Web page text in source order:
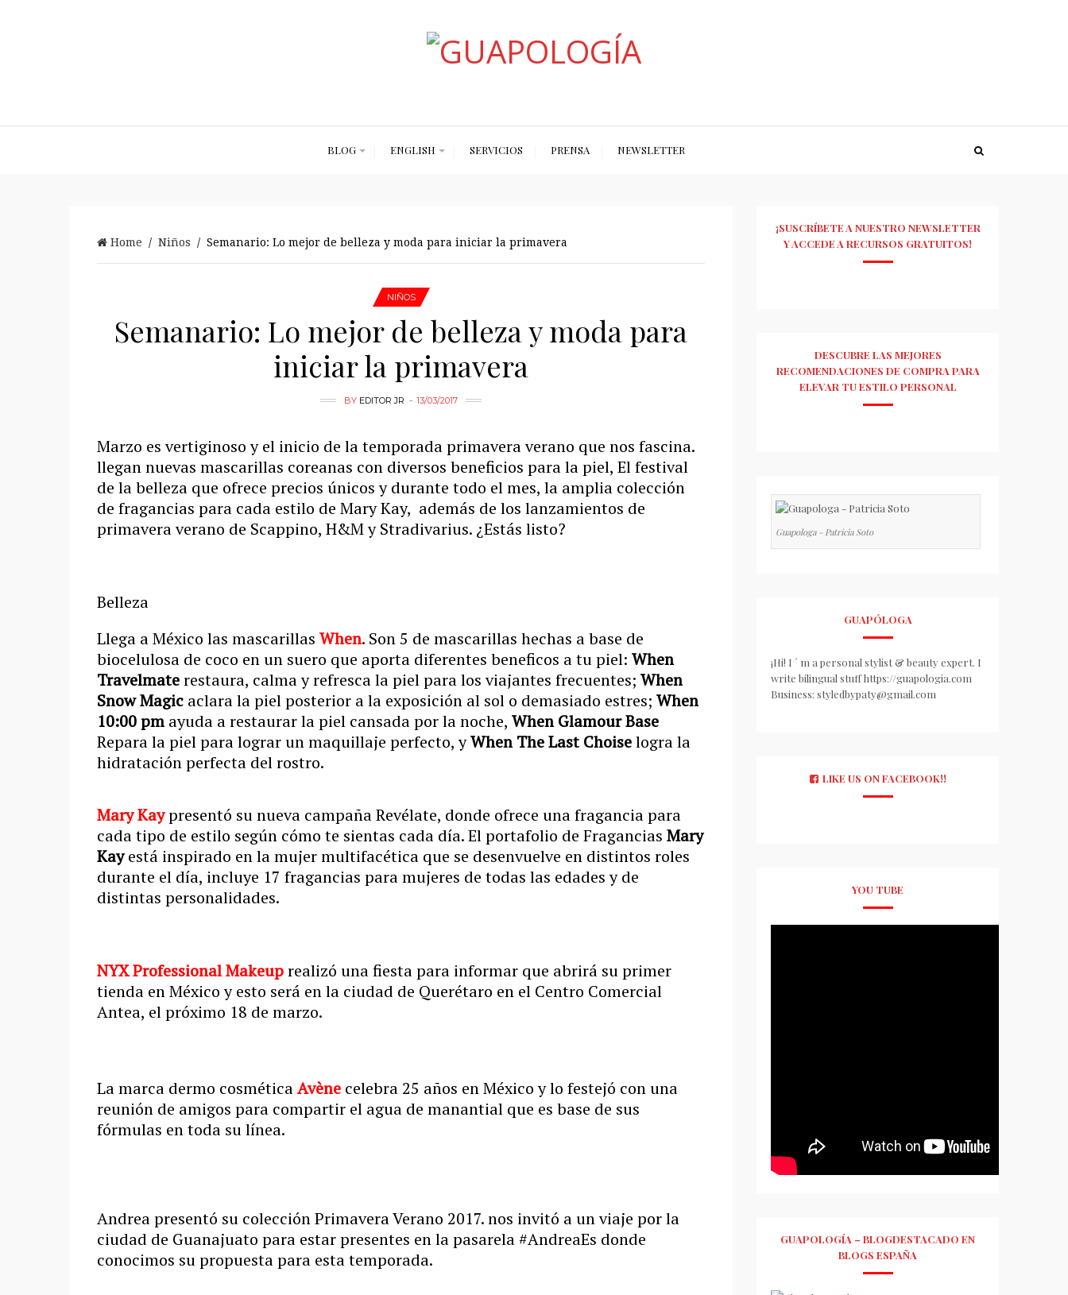
BLOG ENGLISH SERVICIOS PRENSA NEWSLETTER
Home / Niños / Semanario: Lo mejor de belleza y moda para iniciar la primavera
NIÑOS
Semanario: Lo mejor de belleza y moda para
iniciar la primavera
BY EDITOR JR 13/03/2017
Marzo es vertiginoso y el inicio de la temporada primavera verano que nos fascina.
llegan nuevas mascarillas coreanas con diversos beneficios para la piel, El festival
de la belleza que ofrece precios únicos y durante todo el mes, la amplia colección
de fragancias para cada estilo de Mary Kay, además de los lanzamientos de
primavera verano de Scappino, H&M y Stradivarius. ¿Estás listo?
Belleza
Llega a México las mascarillas When. Son 5 de mascarillas hechas a base de
biocelulosa de coco en un suero que aporta diferentes beneficos a tu piel: When
Travelmaterestaura, calma y refresca la piel para los viajantes frecuentes; When
Snow Magic aclara la piel posterior a la exposición al sol o demasiado estres; When
10:00 pm ayuda a restaurar la piel cansada por la noche, When Glamour Base
Repara la piel para lograr un maquillaje perfecto, yWhen The Last Choiselogra la
hidratación perfecta del rostro.
Mary Kaypresentó su nueva campaña Revélate, donde ofrece una fragancia para
cada tipo de estilo según cómo te sientas cada día. El portafolio de Fragancias Mary
Kayestá inspirado en la mujer multifacética que se desenvuelve en distintos roles
durante el día, incluye 17 fragancias para mujeres de todas las edades y de
distintas personalidades.
NYX Professional Makeuprealizó una fiesta para informar que abrirá su primer
tienda en México y esto será en la ciudad de Querétaro en el Centro Comercial
Antea, el próximo 18 de marzo.
La marca dermo cosméticaAvène celebra 25 años en México y lo festejó con una
reunión de amigos para compartir el agua de manantial que es base de sus
fórmulas en toda su línea.
Andrea presentó su colección Primavera Verano 2017. nos invitó a un viaje por la
ciudad de Guanajuato para estar presentes en la pasarela #AndreaEs donde
conocimos su propuesta para esta temporada.
¡SUSCRÍBETE A NUESTRO NEWSLETTER
Y ACCEDE A RECURSOS GRATUITOS!
DESCUBRE LAS MEJORES
RECOMENDACIONES DE COMPRA PARA
ELEVAR TU ESTILO PERSONAL
Guapologa - Patricia Soto
GUAPÓLOGA
¡Hi! I ´ m a personal stylist & beauty expert. I
write bilingual stuff https://guapologia.com
Business: styledbypaty@gmail.com
LIKE US ON FACEBOOK!!
YOU TUBE
GUAPOLOGÍA – BLOGDESTACADO EN
BLOGS ESPAÑA